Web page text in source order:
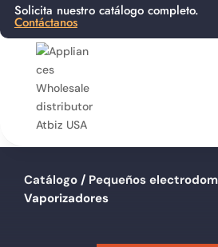
Solicita nuestro catálogo completo.
Contáctanos
Catálogo / Pequeños
Vaporizadores